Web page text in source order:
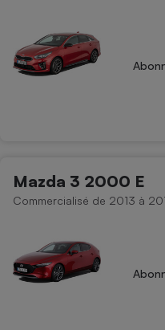
Mazda 3 2000 E
Commercialisé de 2013 à